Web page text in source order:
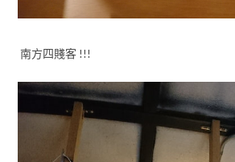
南方四賤客 !!!